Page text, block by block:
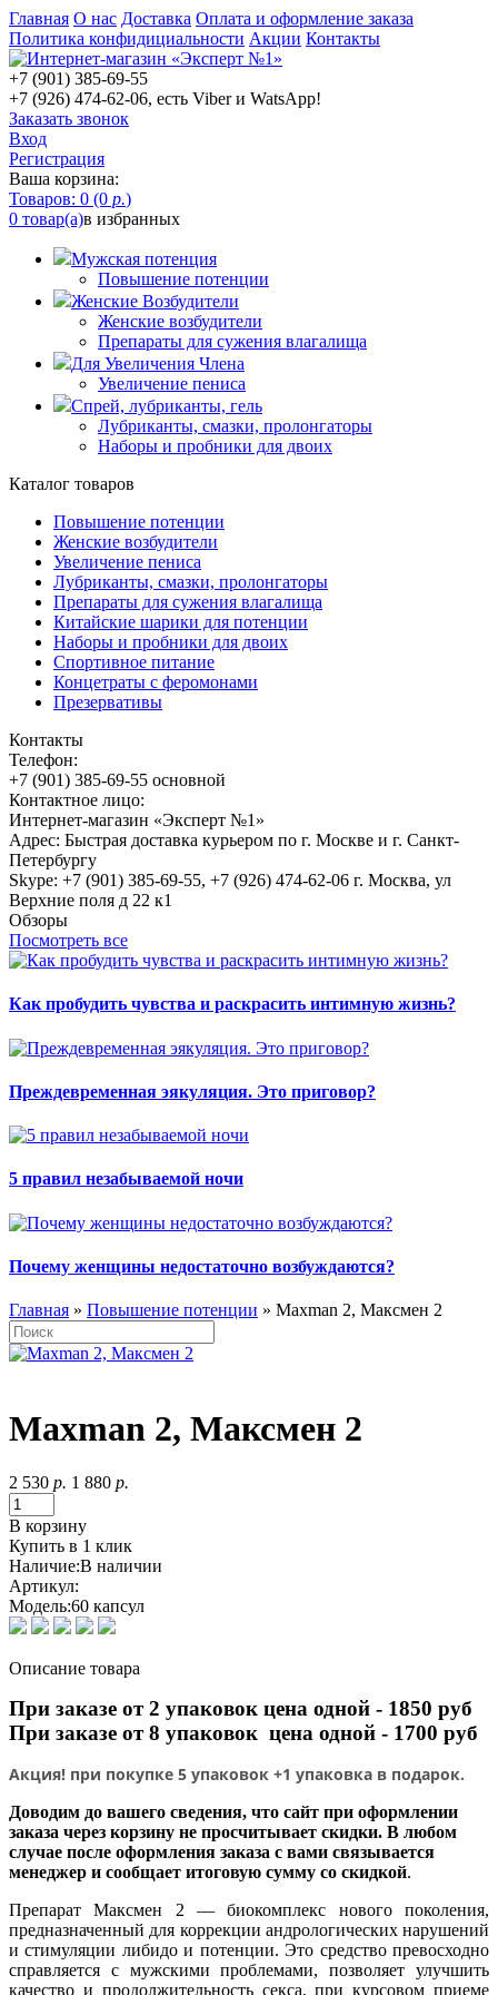
Главная О нас Доставка Оплата и оформление заказа
Политика конфидициальности Акции Контакты
+7 (901) 385-69-55
+7 (926) 474-62-06, есть Viber и WatsApp!
Заказать звонок
Вход
Регистрация
Ваша корзина:
Товаров: 0 (0 р.)
0 товар(а)в избранных
Мужская потенция
Повышение потенции
Женские Возбудители
Женские возбудители
Препараты для сужения влагалища
Для Увеличения Члена
Увеличение пениса
Спрей, лубриканты, гель
Лубриканты, смазки, пролонгаторы
Наборы и пробники для двоих
Каталог товаров
Повышение потенции
Женские возбудители
Увеличение пениса
Лубриканты, смазки, пролонгаторы
Препараты для сужения влагалища
Китайские шарики для потенции
Наборы и пробники для двоих
Спортивное питание
Концетраты с феромонами
Презервативы
Контакты
Телефон:
+7 (901) 385-69-55 основной
Контактное лицо:
Интернет-магазин «Эксперт №1»
Адрес: Быстрая доставка курьером по г. Москве и г. Санкт-
Петербургу
Skype: +7 (901) 385-69-55, +7 (926) 474-62-06 г. Москва, ул
Верхние поля д 22 к1
Обзоры
Посмотреть все
Как пробудить чувства и раскрасить интимную жизнь?
Преждевременная эякуляция. Это приговор?
5 правил незабываемой ночи
Почему женщины недостаточно возбуждаются?
Главная » Повышение потенции » Maxman 2, Максмен 2
Maxman 2, Максмен 2
2 530 р. 1 880 р.
В корзину
Купить в 1 клик
Наличие:В наличии
Артикул:
Модель:60 капсул
Описание товара
При заказе от 2 упаковок цена одной - 1850 руб
При заказе от 8 упаковок цена одной - 1700 руб
Акция! при покупке 5 упаковок +1 упаковка в подарок.
Доводим до вашего сведения, что сайт при оформлении
заказа через корзину не просчитывает скидки. В любом
случае после оформления заказа с вами связывается
менеджер и сообщает итоговую сумму со скидкой.
Препарат Максмен 2 ― биокомплекс нового поколения,
предназначенный для коррекции андрологических нарушений
и стимуляции либидо и потенции. Это средство превосходно
справляется с мужскими проблемами, позволяет улучшить
качество и продолжительность секса, при курсовом приеме